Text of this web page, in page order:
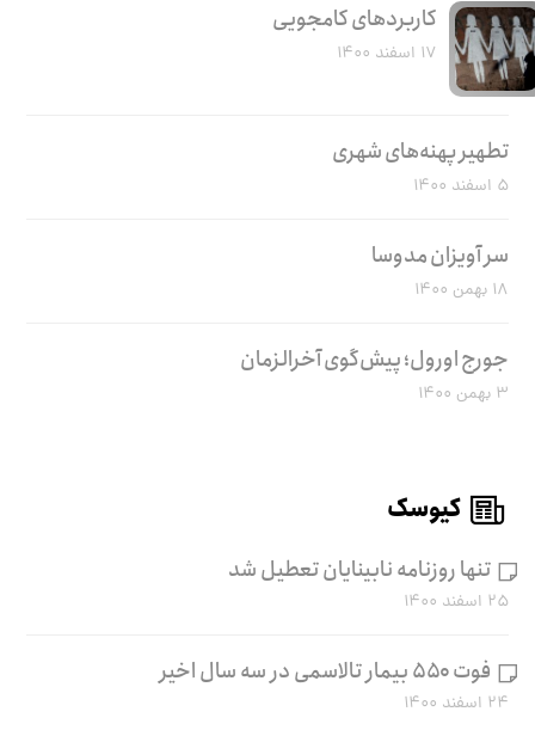
کاربرد‌های کامجویی
۱۷ اسفند ۱۴۰۰
تطهیر پهنه‌های شهری
۵ اسفند ۱۴۰۰
سر آویزان مدوسا
۱۸ بهمن ۱۴۰۰
جورج اورول؛ پیش‌گوی آخرالزمان
۳ بهمن ۱۴۰۰
کیوسک
تنها روزنامه نابینایان تعطیل شد
۲۵ اسفند ۱۴۰۰
فوت ۵۵۰ بیمار تالاسمی در سه سال اخیر
۲۴ اسفند ۱۴۰۰